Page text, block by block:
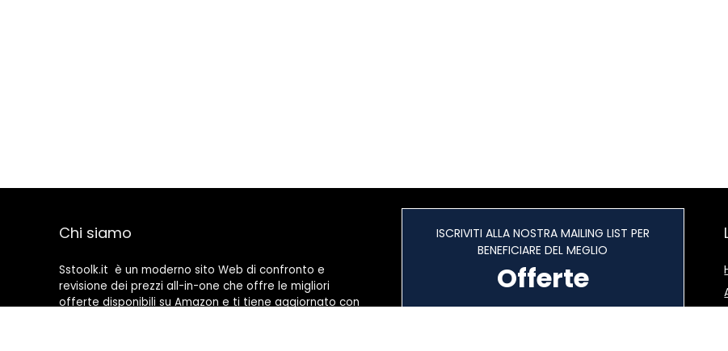
Chi siamo
Sstoolk.it è un moderno sito Web di confronto e
revisione dei prezzi all-in-one che offre le migliori
offerte disponibili su Amazon e ti tiene aggiornato con
ISCRIVITI ALLA NOSTRA MAILING LIST PER
BENEFICIARE DEL MEGLIO
Offerte